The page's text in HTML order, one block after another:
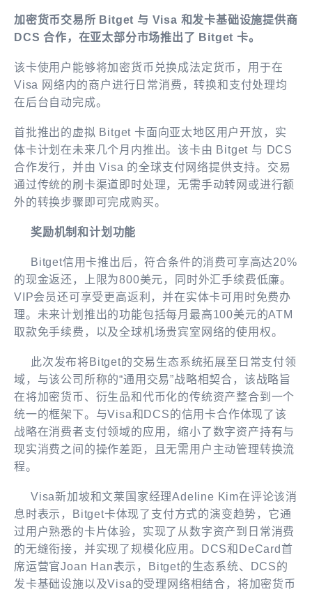
加密货币交易所 Bitget 与 Visa 和发卡基础设施提供商
DCS 合作，在亚太部分市场推出了 Bitget 卡。
该卡使用户能够将加密货币兑换成法定货币，用于在
Visa 网络内的商户进行日常消费，转换和支付处理均
在后台自动完成。
首批推出的虚拟 Bitget 卡面向亚太地区用户开放，实
体卡计划在未来几个月内推出。该卡由 Bitget 与 DCS
合作发行，并由 Visa 的全球支付网络提供支持。交易
通过传统的刷卡渠道即时处理，无需手动转网或进行额
外的转换步骤即可完成购买。
奖励机制和计划功能
Bitget信用卡推出后，符合条件的消费可享高达20%
的现金返还，上限为800美元，同时外汇手续费低廉。
VIP会员还可享受更高返利，并在实体卡可用时免费办
理。未来计划推出的功能包括每月最高100美元的ATM
取款免手续费，以及全球机场贵宾室网络的使用权。
此次发布将Bitget的交易生态系统拓展至日常支付领
域，与该公司所称的“通用交易”战略相契合，该战略旨
在将加密货币、衍生品和代币化的传统资产整合到一个
统一的框架下。与Visa和DCS的信用卡合作体现了该
战略在消费者支付领域的应用，缩小了数字资产持有与
现实消费之间的操作差距，且无需用户主动管理转换流
程。
Visa新加坡和文莱国家经理Adeline Kim在评论该消
息时表示，Bitget卡体现了支付方式的演变趋势，它通
过用户熟悉的卡片体验，实现了从数字资产到日常消费
的无缝衔接，并实现了规模化应用。DCS和DeCard首
席运营官Joan Han表示，Bitget的生态系统、DCS的
发卡基础设施以及Visa的受理网络相结合，将加密货币